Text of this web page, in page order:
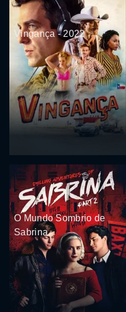
Vingança - 2022
O Mundo Sombrio de
Sabrina